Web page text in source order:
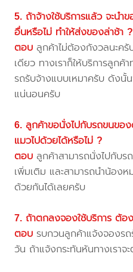
5. ถ้าจ้างใช้บริการแล้ว จะนำ
อื่นหรือไม่ ทำให้ส่งของล่าช้า ?
ตอบ ลูกค้าไม่ต้องกังวลนะค
เดียว ทางเราก็ให้บริการลูกค้
รถรับจ้างแบบเหมาครับ ดังนั้
แน่นอนครับ
6. ลูกค้าขอนั่งไปกับรถขนขอ
แมวไปด้วยได้หรือไม่ ?
ตอบ ลูกค้าสามารถนั่งไปกับร
เพิ่มเติม และสามารถนำน้อง
ด้วยกันได้เลยครับ
7. ถ้าตกลงจองใช้บริการ ต้
ตอบ รบกวนลูกค้าแจ้งจองร
วัน ถ้าแจ้งกระทันหันทางเราจ